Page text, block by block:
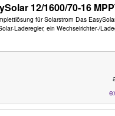
12/1600/70-16
für Solarstrom Das
Laderegler, ein Wechselrichter-/